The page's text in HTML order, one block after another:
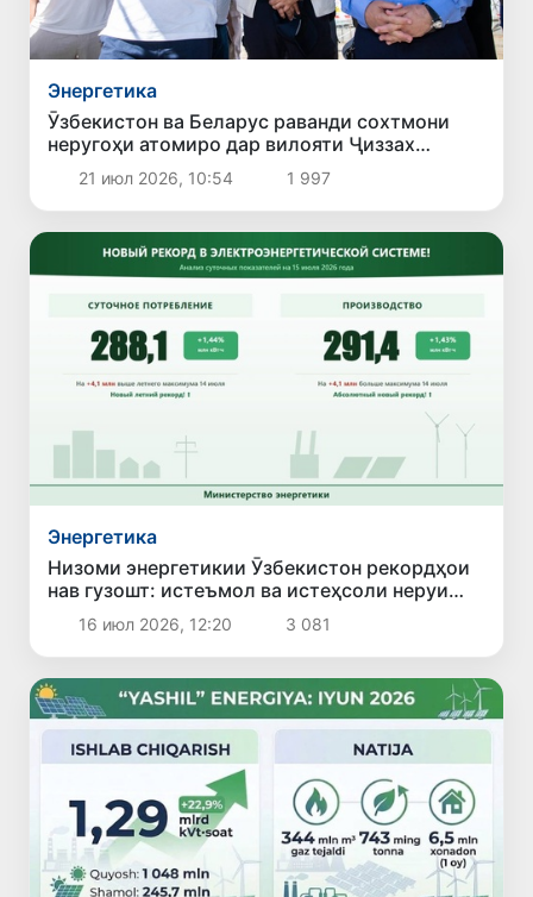
Энергетика
Ӯзбекистон ва Беларус раванди сохтмони
неругоҳи атомиро дар вилояти Ҷиззах
баррасӣ карданд
21 июл 2026, 10:54 1 997
Энергетика
Низоми энергетикии Ӯзбекистон рекордҳои
нав гузошт: истеъмол ва истеҳсоли неруи
барқ ба ҳадди бесобиқа расид
16 июл 2026, 12:20 3 081